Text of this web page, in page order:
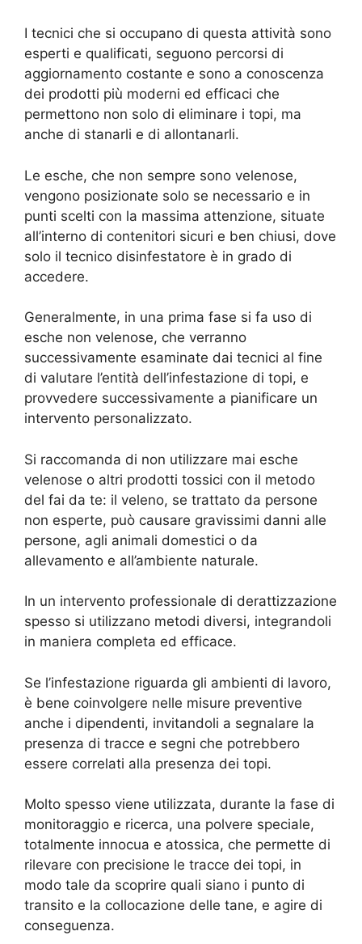
I tecnici che si occupano di questa attività sono
esperti e qualificati, seguono percorsi di
aggiornamento costante e sono a conoscenza
dei prodotti più moderni ed efficaci che
permettono non solo di eliminare i topi, ma
anche di stanarli e di allontanarli.
Le esche, che non sempre sono velenose,
vengono posizionate solo se necessario e in
punti scelti con la massima attenzione, situate
all’interno di contenitori sicuri e ben chiusi, dove
solo il tecnico disinfestatore è in grado di
accedere.
Generalmente, in una prima fase si fa uso di
esche non velenose, che verranno
successivamente esaminate dai tecnici al fine
di valutare l’entità dell’infestazione di topi, e
provvedere successivamente a pianificare un
intervento personalizzato.
Si raccomanda di non utilizzare mai esche
velenose o altri prodotti tossici con il metodo
del fai da te: il veleno, se trattato da persone
non esperte, può causare gravissimi danni alle
persone, agli animali domestici o da
allevamento e all’ambiente naturale.
In un intervento professionale di derattizzazione
spesso si utilizzano metodi diversi, integrandoli
in maniera completa ed efficace.
Se l’infestazione riguarda gli ambienti di lavoro,
è bene coinvolgere nelle misure preventive
anche i dipendenti, invitandoli a segnalare la
presenza di tracce e segni che potrebbero
essere correlati alla presenza dei topi.
Molto spesso viene utilizzata, durante la fase di
monitoraggio e ricerca, una polvere speciale,
totalmente innocua e atossica, che permette di
rilevare con precisione le tracce dei topi, in
modo tale da scoprire quali siano i punto di
transito e la collocazione delle tane, e agire di
conseguenza.